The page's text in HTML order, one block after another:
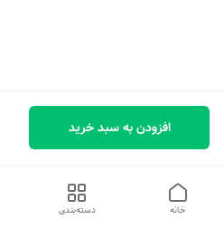
افزودن به سبد خرید
دسته‌بندی خانه